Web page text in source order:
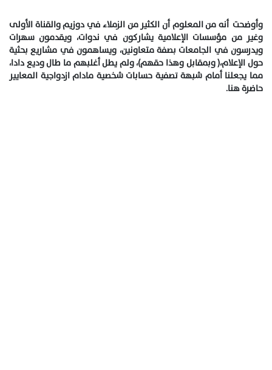
وأوضحت أنه من المعلوم أن الكثير من الزملاء في دوزيم والقناة الأولى
وغير من مؤسسات الإعلامية يشاركون في ندوات، ويقدمون سهرات
ويدرسون في الجامعات بصفة متعاونين، ويساهمون في مشاريع بحثية
حول الإعلام،( وبمقابل وهذا حقهم)، ولم يطل أغلبهم ما طال وديع دادا،
مما يجعلنا أمام شبهة تصفية حسابات شخصية مادام ازدواجية المعايير
حاضرة هنا.